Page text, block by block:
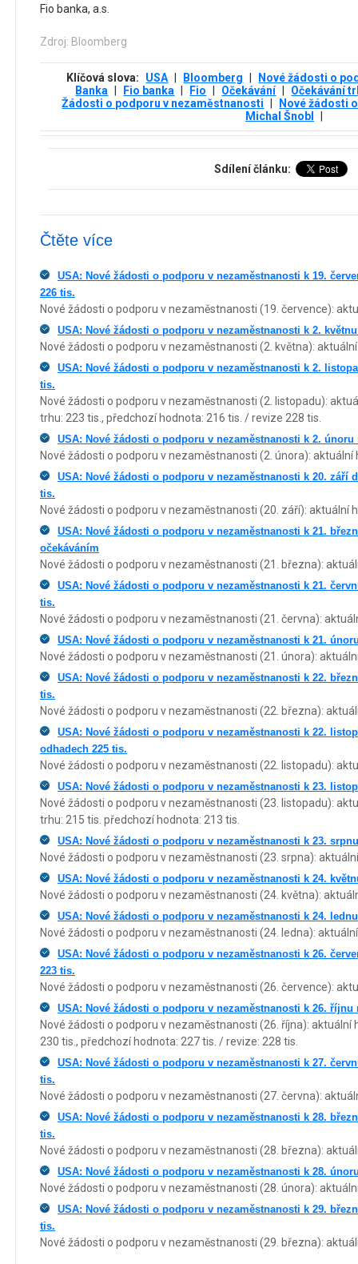
Fio banka, a.s.
Zdroj: Bloomberg
Klíčová slova: USA Bloomberg
Nové žádosti o
Banka
Fio banka Fio Očekávání
Očekávání
Žádosti o podporu v nezaměstnanosti
Nové žádosti
Michal Šnobl
Sdílení článku:
Čtěte více
USA: Nové žádosti o podporu v nezaměstnanosti k 19.
226 tis.
Nové žádosti o podporu v nezaměstnanosti (19. července):
USA: Nové žádosti o podporu v nezaměstnanosti k 2.
Nové žádosti o podporu v nezaměstnanosti (2. května):
USA: Nové žádosti o podporu v nezaměstnanosti k 2.
tis.
Nové žádosti o podporu v nezaměstnanosti (2. listopadu):
trhu: 223 tis., předchozí hodnota: 216 tis. / revize 228 tis.
USA: Nové žádosti o podporu v nezaměstnanosti k 2.
Nové žádosti o podporu v nezaměstnanosti (2. února): aktuální
USA: Nové žádosti o podporu v nezaměstnanosti k 20. září
tis.
Nové žádosti o podporu v nezaměstnanosti (20. září): aktuální
USA: Nové žádosti o podporu v nezaměstnanosti k 21.
očekáváním
Nové žádosti o podporu v nezaměstnanosti (21. března):
USA: Nové žádosti o podporu v nezaměstnanosti k 21.
tis.
Nové žádosti o podporu v nezaměstnanosti (21. června):
USA: Nové žádosti o podporu v nezaměstnanosti k 21.
Nové žádosti o podporu v nezaměstnanosti (21. února):
USA: Nové žádosti o podporu v nezaměstnanosti k 22.
tis.
Nové žádosti o podporu v nezaměstnanosti (22. března):
USA: Nové žádosti o podporu v nezaměstnanosti k 22.
odhadech 225 tis.
Nové žádosti o podporu v nezaměstnanosti (22. listopadu):
USA: Nové žádosti o podporu v nezaměstnanosti k 23.
Nové žádosti o podporu v nezaměstnanosti (23. listopadu):
trhu: 215 tis. předchozí hodnota: 213 tis.
USA: Nové žádosti o podporu v nezaměstnanosti k 23.
Nové žádosti o podporu v nezaměstnanosti (23. srpna):
USA: Nové žádosti o podporu v nezaměstnanosti k 24.
Nové žádosti o podporu v nezaměstnanosti (24. května):
USA: Nové žádosti o podporu v nezaměstnanosti k 24.
Nové žádosti o podporu v nezaměstnanosti (24. ledna):
USA: Nové žádosti o podporu v nezaměstnanosti k 26.
223 tis.
Nové žádosti o podporu v nezaměstnanosti (26. července):
USA: Nové žádosti o podporu v nezaměstnanosti k 26. říjnu
Nové žádosti o podporu v nezaměstnanosti (26. října): aktuální
230 tis., předchozí hodnota: 227 tis. / revize: 228 tis.
USA: Nové žádosti o podporu v nezaměstnanosti k 27.
tis.
Nové žádosti o podporu v nezaměstnanosti (27. června):
USA: Nové žádosti o podporu v nezaměstnanosti k 28.
tis.
Nové žádosti o podporu v nezaměstnanosti (28. března):
USA: Nové žádosti o podporu v nezaměstnanosti k 28.
Nové žádosti o podporu v nezaměstnanosti (28. února):
USA: Nové žádosti o podporu v nezaměstnanosti k 29.
tis.
Nové žádosti o podporu v nezaměstnanosti (29. března):